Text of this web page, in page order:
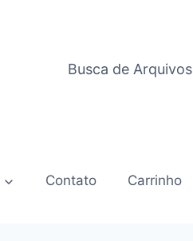
Busca de Arquivos
Contato Carrinho